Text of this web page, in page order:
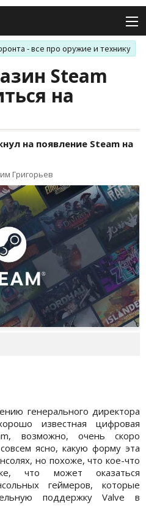
- все про оружие и технику
Steam
на
на появление Steam на
Григорьев
генерального директора
известная цифровая
возможно, очень скоро
ясно, какую форму эта
но похоже, что кое-что
что может оказаться
геймеров, которые
поддержку Valve в